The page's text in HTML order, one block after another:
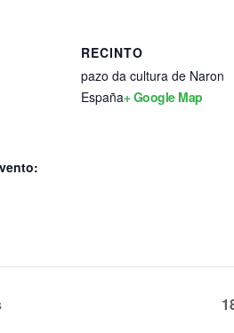
RECINTO
pazo da cultura de Naron
España+ Google Map